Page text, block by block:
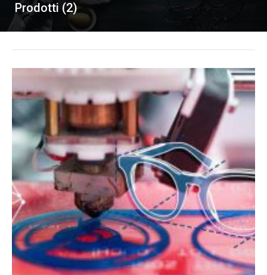
Prodotti (2)